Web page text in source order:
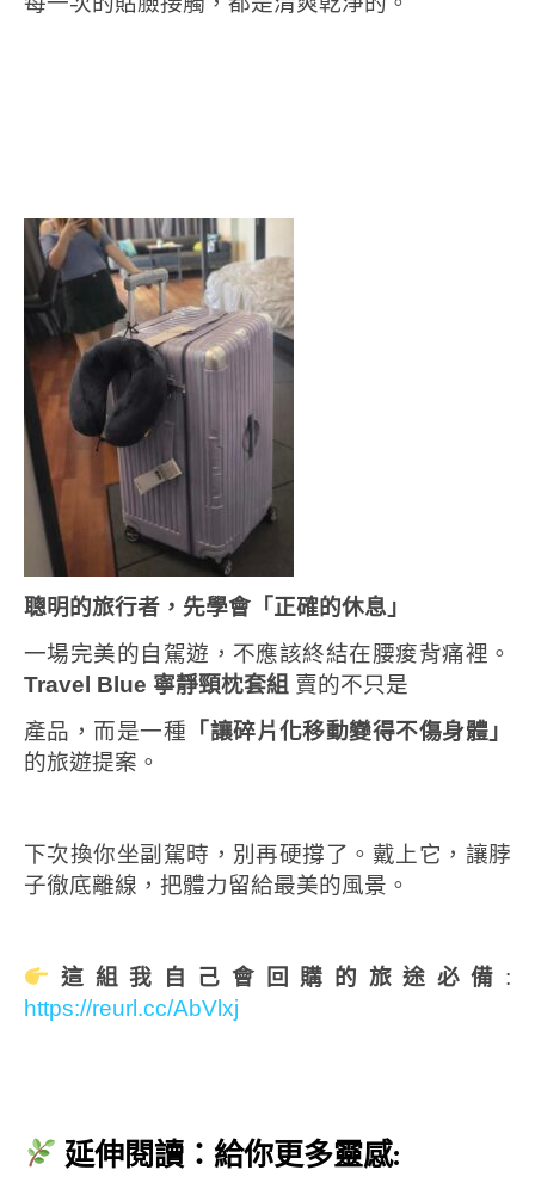
聰明的旅行者，先學會「正確的休息」
一場完美的自駕遊，不應該終結在腰痠背痛裡。
Travel Blue 寧靜頸枕套組 賣的不只是
產品，而是一種 「讓碎片化移動變得不傷身體」
的旅遊提案。
下次換你坐副駕時，別再硬撐了。戴上它，讓脖
子徹底離線，把體力留給最美的風景。
這組我自己會回購的旅途必備 :
https://reurl.cc/AbVlxj
延伸閱讀：給你更多靈感: